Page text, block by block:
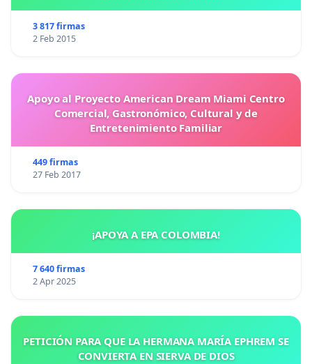
3 817 firmas
2 Feb 2015
Apoyo al Proyecto American Dream Miami Centro
Comercial, Gastronómico, Cultural y de
Entretenimiento Familiar
449 firmas
27 Feb 2017
¡APOYA A EPA COLOMBIA!
7 640 firmas
2 Apr 2025
PETICIÓN PARA QUE LA HERMANA MARÍA EPHREM SE
CONVIERTA EN SIERVA DE DIOS